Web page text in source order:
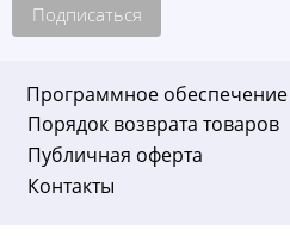
Подписаться
Программное обеспечение
Порядок возврата товаров
Публичная оферта
Контакты